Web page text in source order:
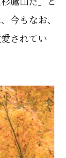
今もなお、
されてい